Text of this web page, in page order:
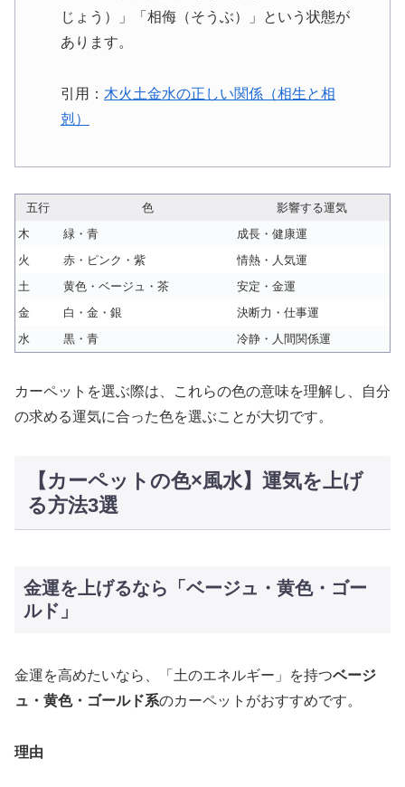
じょう）」「相侮（そうぶ）」という状態が
あります。
引用： 木火土金水の正しい関係（相生と相
剋）
五行 色
影響する運気
木
緑・青
成長・健康運
火
赤・ピンク・紫
情熱・人気運
土
黄色・ベージュ・茶
安定・金運
金
白・金・銀
決断力・仕事運
水
黒・青 冷静・人間関係運
カーペットを選ぶ際は、これらの色の意味を理解し、自分
の求める運気に合った色を選ぶことが大切です。
【カーペットの色×風水】運気を上げ
る方法3選
金運を上げるなら「ベージュ・黄色・ゴー
ルド」
金運を高めたいなら、「土のエネルギー」を持つベージ
ュ・黄色・ゴールド系のカーペットがおすすめです。
理由